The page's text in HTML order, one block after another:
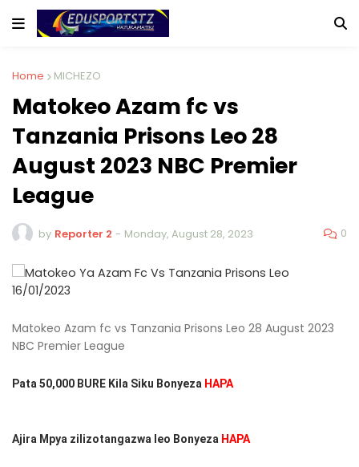
Home MICHEZO
Matokeo Azam fc vs
Tanzania Prisons Leo 28
August 2023 NBC Premier
League
by Reporter 2 - Monday, August 28, 2023 0
Matokeo Azam fc vs Tanzania Prisons Leo 28 August 2023
NBC Premier League
Pata 50,000 BURE Kila Siku Bonyeza HAPA
Ajira Mpya zilizotangazwa leo Bonyeza HAPA